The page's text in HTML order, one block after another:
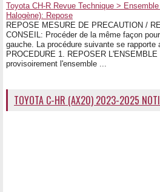
Toyota CH-R Revue Technique >
Halogène): Repose
REPOSE MESURE DE PRECAUTION /
CONSEIL: Procéder de la même façon
gauche. La procédure suivante se rapporte
PROCEDURE 1. REPOSER
provisoirement l'ensemble ...
TOYOTA C-HR (AX20) 2023-2025